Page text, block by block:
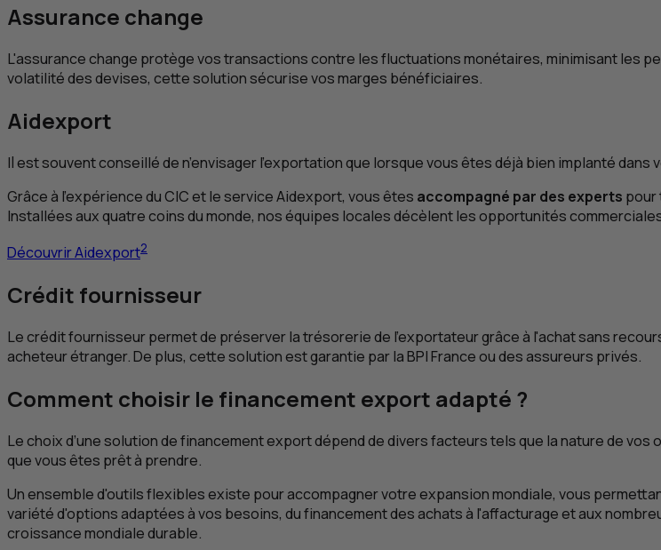
Assurance change
L'assurance change protège vos transactions contre les fluctuations monétaires, minimisant les
volatilité des devises, cette solution sécurise vos marges bénéficiaires.
Aidexport
Il est souvent conseillé de n’envisager l’exportation que lorsque vous êtes déjà bien implanté
Grâce à l’expérience duCICet le service Aidexport, vous êtes accompagné par des experts pour
Installées aux quatre coins du monde, nos équipes locales décèlent les opportunités
Découvrir Aidexport2
Crédit fournisseur
Le crédit fournisseur permet de préserver la trésorerie de l'exportateur grâce à l'achat sans
acheteur étranger. De plus, cette solution est garantie par laBPIFrance ou des assureurs privés.
Comment choisir le financement export adapté ?
Le choix d’une solution de financement export dépend de divers facteurs tels que la nature de
que vous êtes prêt à prendre.
Un ensemble d'outils flexibles existe pour accompagner votre expansion mondiale, vous
variété d'options adaptées à vos besoins, du financement des achats à l'affacturage et aux
croissance mondiale durable.